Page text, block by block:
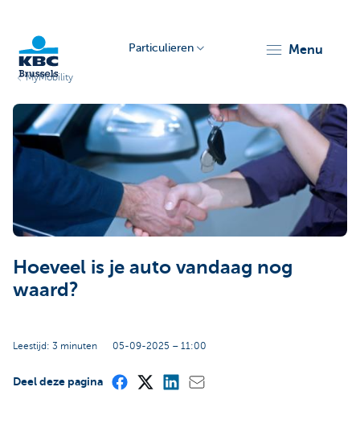
Brussels
Particulieren menu
MyMobility
Hoeveel is je auto vandaag nog
waard?
Leestijd: 3 minuten 05-09-2025 – 11:00
Deel deze pagina